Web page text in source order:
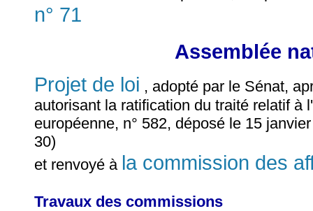
n° 71
Assemblée
Projet de loi , adopté par le Sénat,
autorisant la ratification du traité relatif à
européenne, n° 582, déposé le 15
30)
et renvoyé à la commission des
Travaux des commissions